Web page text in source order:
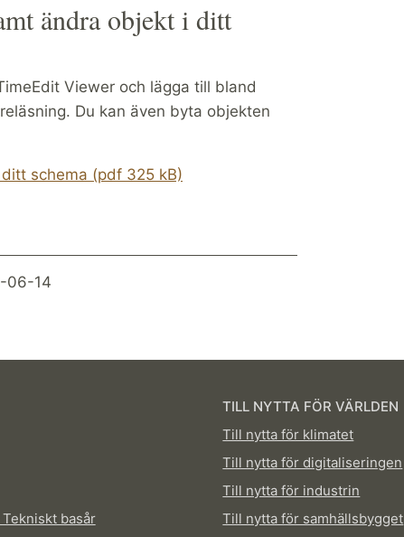
ändra objekt i ditt
Viewer och lägga till bland
Du kan även byta objekten
schema (pdf 325 kB)
06-14
basår
TILL NYTTA FÖR VÄRLDEN
Till nytta för klimatet
Till nytta för digitaliseringen
Till nytta för industrin
Till nytta för samhällsbygget